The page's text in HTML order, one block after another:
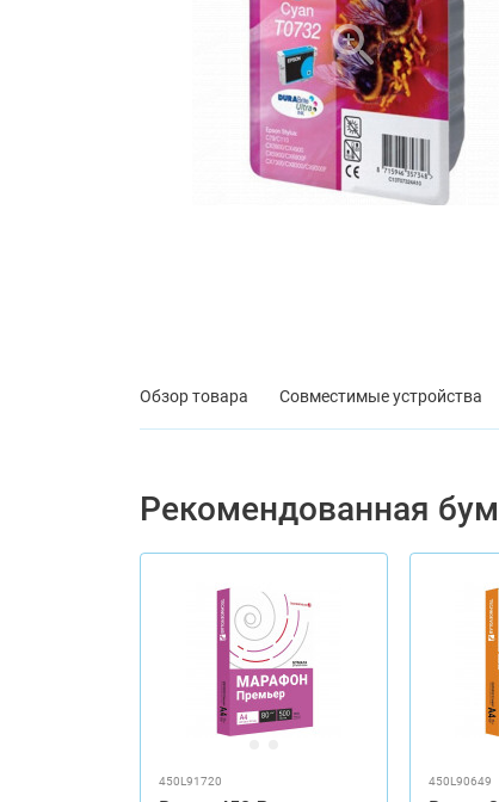
Обзор товара Совместимые устройства
Рекомендованная
450L91720 450L90649